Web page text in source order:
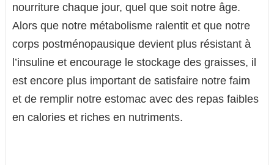
nourriture chaque jour, quel que soit notre âge.
Alors que notre métabolisme ralentit et que notre
corps postménopausique devient plus résistant à
l’insuline et encourage le stockage des graisses, il
est encore plus important de satisfaire notre faim
et de remplir notre estomac avec des repas faibles
en calories et riches en nutriments.